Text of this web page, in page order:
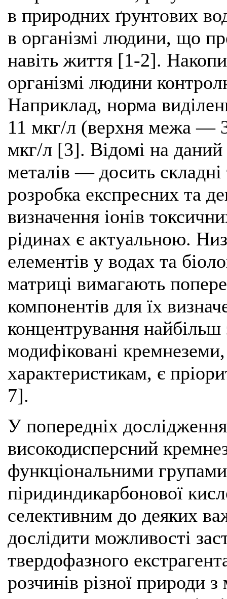
в природних ґрунтових
в організмі людини, що
навіть життя [1-2].
організмі людини
Наприклад, норма
11 мкг/л (верхня межа —
мкг/л [3]. Відомі на даний
металів — досить
розробка експресних та
визначення іонів
рідинах є актуальною.
елементів у водах та
матриці вимагають
компонентів для їх
концентрування
модифіковані
характеристикам, є
7].
У попередніх
високодисперсний
функціональними
піридиндикарбонової
селективним до деяких
дослідити можливості
твердофазного
розчинів різної природи